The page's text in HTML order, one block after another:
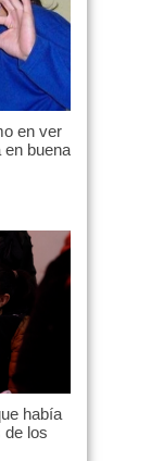
en ver
buena
había
de los